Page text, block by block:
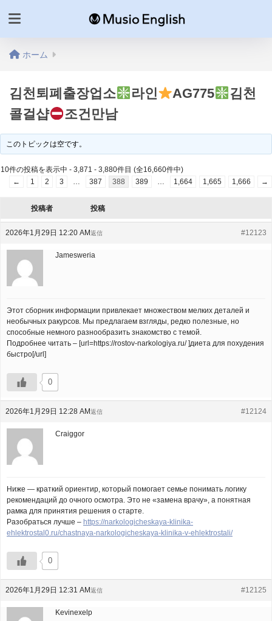
ホーム
김천퇴폐출장업소 라인 AG775
김천
콜걸샵
조건만남
このトピックは空です。
10件の投稿を表示中 - 3,871 - 3,880件目 (全16,660件中)
←
1 2 3 … 387 388 389 … 1,664 1,665 1,666 →
投稿者 投稿
2026年1月29日 12:20 AM #12123
返信
Jamesweria
Этот сборник информации привлекает множеством мелких деталей и
необычных ракурсов. Мы предлагаем взгляды, редко полезные, но
способные немного разнообразить знакомство с темой.
Подробнее читать – [url=https://rostov-narkologiya.ru/ ]диета для похудения
быстро[/url]
0
2026年1月29日 12:28 AM #12124
返信
Craiggor
Ниже — краткий ориентир, который помогает семье понимать логику
рекомендаций до очного осмотра. Это не «замена врачу», а понятная
рамка для принятия решения о старте.
Разобраться лучше – https://narkologicheskaya-klinika-
ehlektrostal0.ru/chastnaya-narkologicheskaya-klinika-v-ehlektrostali/
0
2026年1月29日 12:31 AM #12125
返信
Kevinexelp